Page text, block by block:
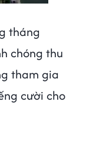
tháng
chóng thu
tham gia
cười cho